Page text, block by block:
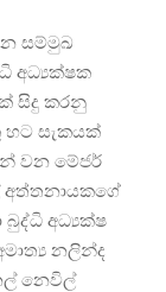
සම්මුඛ
අධ්‍යක්ෂක
සිදු කරනු
හට සැකයක්
වන මේජර්
අත්තනායකගේ
බුද්ධි අධ්‍යක්ෂ
නලින්ද
නෙවිල්